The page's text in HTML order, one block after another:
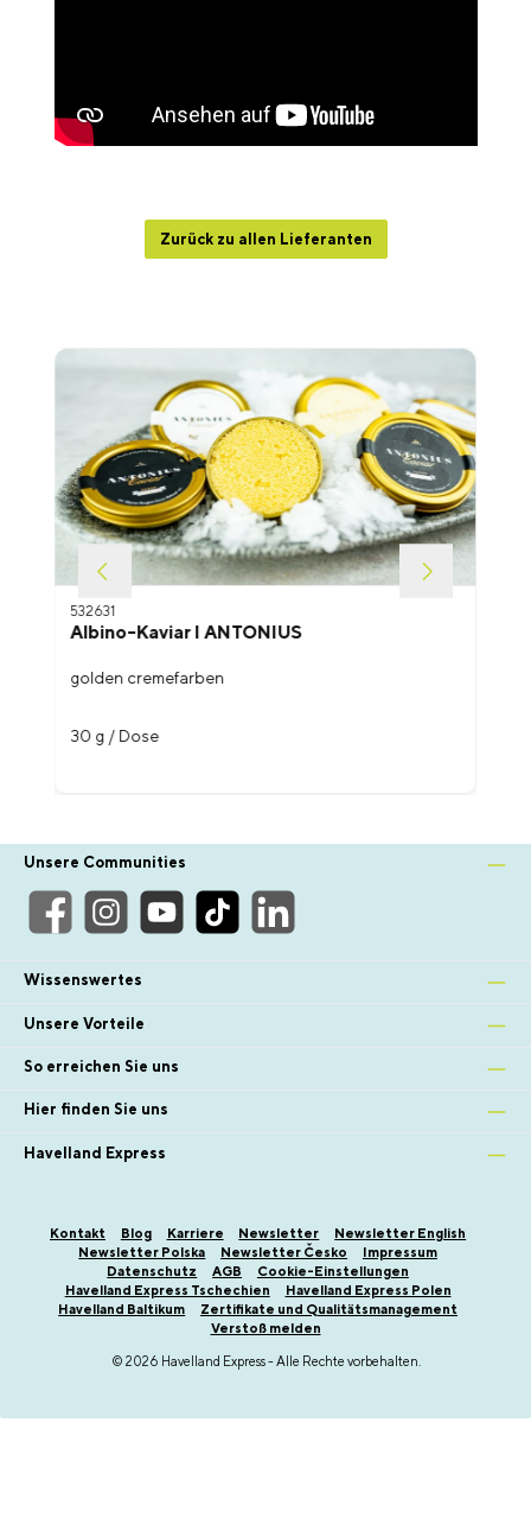
Zurück zu allen Lieferanten
Produktgalerie überspringen
532631
Albino-Kaviar I ANTONIUS
golden cremefarben
30 g / Dose
Unsere Communities
Wissenswertes
Unsere Vorteile
So erreichen Sie uns
Hier finden Sie uns
Havelland Express
Kontakt Blog Karriere Newsletter
Newsletter English
Newsletter Polska
Newsletter Česko
Impressum
Datenschutz
AGB
Cookie-Einstellungen
Havelland Express Tschechien
Havelland Express Polen
Havelland Baltikum
Zertifikate und Qualitätsmanagement
Verstoß melden
© 2026 Havelland Express - Alle Rechte vorbehalten.